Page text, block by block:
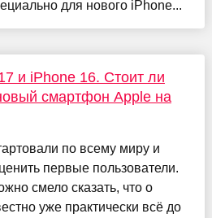
для нового iPhone...
и iPhone 16. Стоит ли
смартфон Apple на
по всему миру и
первые пользователи.
смело сказать, что о
уже практически всё до